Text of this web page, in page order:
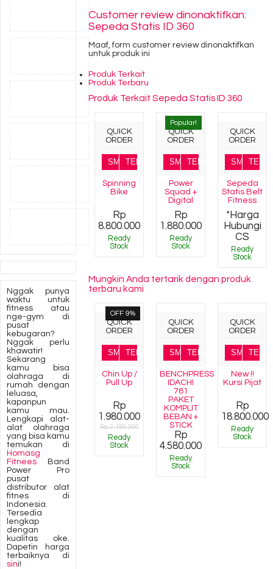
Customer review dinonaktifkan:
Sepeda Statis ID 360
Maaf, form customer review dinonaktifkan
untuk produk ini
Produk Terkait
Produk Terbaru
Produk Terkait Sepeda Statis ID 360
QUICK
ORDER
SMS TELP
Spinning
Bike
Rp
8.800.000
Ready
Stock
Popular!
QUICK
ORDER
SMS TELP
Power
Squad +
Digital
Rp
1.880.000
Ready
Stock
QUICK
ORDER
SMS TELP
Sepeda
Statis Belt
Fitness
*Harga
Hubungi
CS
Ready
Stock
Mungkin Anda tertarik dengan produk
terbaru kami
OFF 9%
QUICK
ORDER
SMS TELP
Chin Up /
Pull Up
Rp
1.980.000
Rp 2.180.000
Ready
Stock
QUICK
ORDER
SMS TELP
BENCHPRESS
IDACHI
781
PAKET
KOMPLIT
BEBAN +
STICK
Rp
4.580.000
Ready
Stock
QUICK
ORDER
SMS TELP
New !!
Kursi Pijat
Rp
18.800.000
Ready
Stock
Nggak punya
waktu untuk
fitness atau
nge-gym di
pusat
kebugaran?
Nggak perlu
khawatir!
Sekarang
kamu bisa
olahraga di
rumah dengan
leluasa,
kapanpun
kamu mau.
Lengkapi alat-
alat olahraga
yang bisa kamu
temukan di
Homasg
Fitnees Band
Power Pro
pusat
distributor alat
fitnes di
Indonesia.
Tersedia
lengkap
dengan
kualitas oke.
Dapetin harga
terbaiknya di
sini!